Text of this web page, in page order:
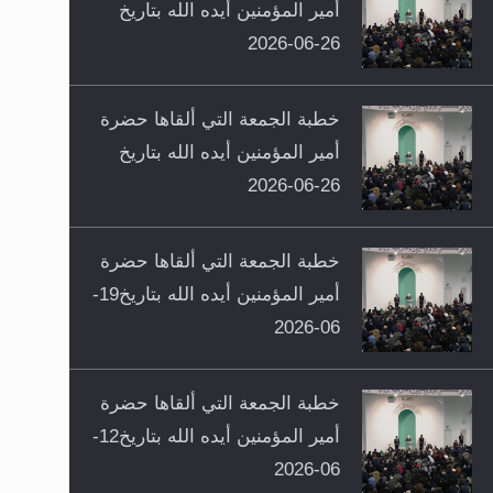
أمير المؤمنين أيده الله بتاريخ
26-06-2026
خطبة الجمعة التي ألقاها حضرة
أمير المؤمنين أيده الله بتاريخ
26-06-2026
خطبة الجمعة التي ألقاها حضرة
أمير المؤمنين أيده الله بتاريخ19-
06-2026
خطبة الجمعة التي ألقاها حضرة
أمير المؤمنين أيده الله بتاريخ12-
06-2026